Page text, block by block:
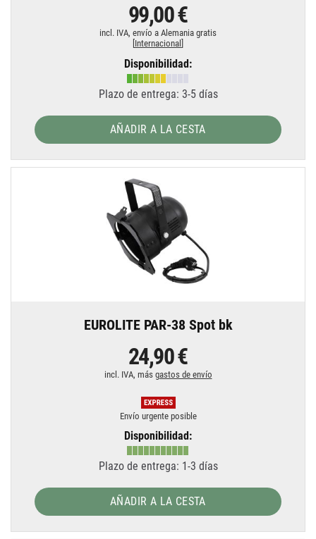
99,00 €
incl. IVA, envío a Alemania gratis
Internacional
Disponibilidad:
Plazo de entrega: 3-5 días
AÑADIR A LA CESTA
EUROLITE PAR-38 Spot bk
24,90 €
incl. IVA, más gastos de envío
Envío urgente posible
Disponibilidad:
Plazo de entrega: 1-3 días
AÑADIR A LA CESTA